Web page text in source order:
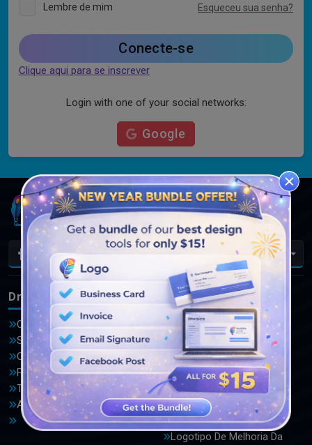
Lembre de mim Esqueceu sua senha?
Conecte-se
Clique aqui para se inscrever
Login with one of your social networks:
Google
Pt
DrawLogo
Ofertas
Sobre nós
Contate-nos
Política de Privacidade
Termos e Condições
Avaliações
Logotipos
Logótipo do advogado
Logotipo automotivo
Logotipo do basquetebol
Logotipo do pássaro
Logótipo do computador
Logotipo Da Coroa
Logótipo do jardim
Logotipo De Melhoria Da